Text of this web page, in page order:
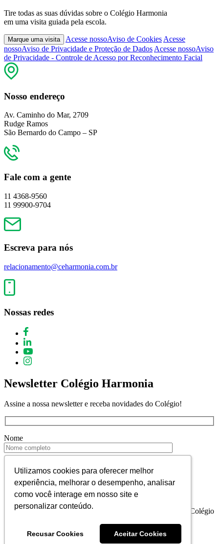
Utilizamos cookies para oferecer melhor
experiência, melhorar o desempenho, analisar
como você interage em nosso site e
personalizar conteúdo.
Recusar Cookies Aceitar Cookies
Utilizamos cookies para oferecer melhor
experiência, melhorar o desempenho, analisar
como você interage em nosso site e
personalizar conteúdo.
Recusar Cookies Aceitar Cookies
Tire todas as suas dúvidas sobre o Colégio Harmonia
em uma visita guiada pela escola.
Marque uma visita Acesse nossoAviso de Cookies Acesse
nossoAviso de Privacidade e Proteção de Dados Acesse nossoAviso
de Privacidade - Controle de Acesso por Reconhecimento Facial
Nosso endereço
Av. Caminho do Mar, 2709
Rudge Ramos
São Bernardo do Campo – SP
Fale com a gente
11 4368-9560
11 99900-9704
Escreva para nós
relacionamento@ceharmonia.com.br
Nossas redes
Newsletter Colégio Harmonia
Assine a nossa newsletter e receba novidades do Colégio!
Nome
Declaro que estou de acordo em receber informativos do Colégio
Colégio Harmonia © 2023. Todos os direitos reservados.